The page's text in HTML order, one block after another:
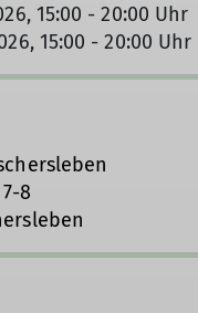
15:00 - 20:00 Uhr
15:00 - 20:00 Uhr
8